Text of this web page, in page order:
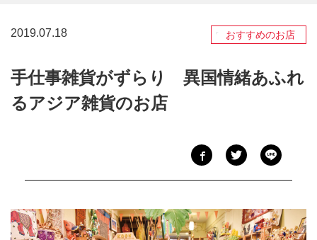
2019.07.18 おすすめのお店
手仕事雑貨がずらり 異国情緒あふれ
るアジア雑貨のお店